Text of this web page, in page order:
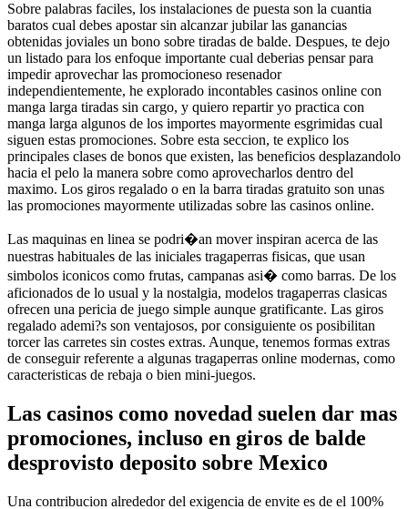
Sobre palabras faciles, los instalaciones de puesta son la cuantia
baratos cual debes apostar sin alcanzar jubilar las ganancias
obtenidas joviales un bono sobre tiradas de balde. Despues, te dejo
un listado para los enfoque importante cual deberias pensar para
impedir aprovechar las promocioneso resenador
independientemente, he explorado incontables casinos online con
manga larga tiradas sin cargo, y quiero repartir yo practica con
manga larga algunos de los importes mayormente esgrimidas cual
siguen estas promociones. Sobre esta seccion, te explico los
principales clases de bonos que existen, las beneficios desplazandolo
hacia el pelo la manera sobre como aprovecharlos dentro del
maximo. Los giros regalado o en la barra tiradas gratuito son unas
las promociones mayormente utilizadas sobre las casinos online.
Las maquinas en linea se podri�an mover inspiran acerca de las
nuestras habituales de las iniciales tragaperras fisicas, que usan
simbolos iconicos como frutas, campanas asi� como barras. De los
aficionados de lo usual y la nostalgia, modelos tragaperras clasicas
ofrecen una pericia de juego simple aunque gratificante. Las giros
regalado ademi?s son ventajosos, por consiguiente os posibilitan
torcer las carretes sin costes extras. Aunque, tenemos formas extras
de conseguir referente a algunas tragaperras online modernas, como
caracteristicas de rebaja o bien mini-juegos.
Las casinos como novedad suelen dar mas
promociones, incluso en giros de balde
desprovisto deposito sobre Mexico
Una contribucion alrededor del exigencia de envite es de el 100%